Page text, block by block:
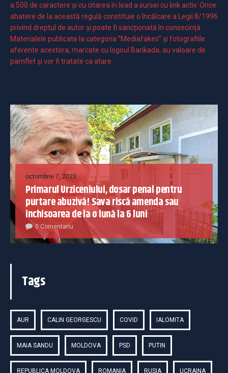
a 500 de caractere şi cu citarea în lead a sursei cu link activ. Orice
abatere de la această regulă constituie o încălcare a Legii 8/1996
privind dreptul de autor și poate fi sancționată în consecință.
Materialele publicate la categoria ”Mediafakes” și fotografiile
aferente acestora, marcate cu logoul Barikada, au valoare de
pamflet și vor fi tratate ca atare.
octombrie 7, 2023
Primarul Urziceniului, dosar penal pentru
purtare abuzivă! Sava riscă amenda sau
închisoarea de la o lună la 6 luni
0 Comentariu
Tags
AUR CALIN GEORGESCU COVID IALOMITA
MAIA SANDU MOLDOVA PSD PUTIN
REPUBLICA MOLDOVA ROMANIA RUSIA UCRAINA